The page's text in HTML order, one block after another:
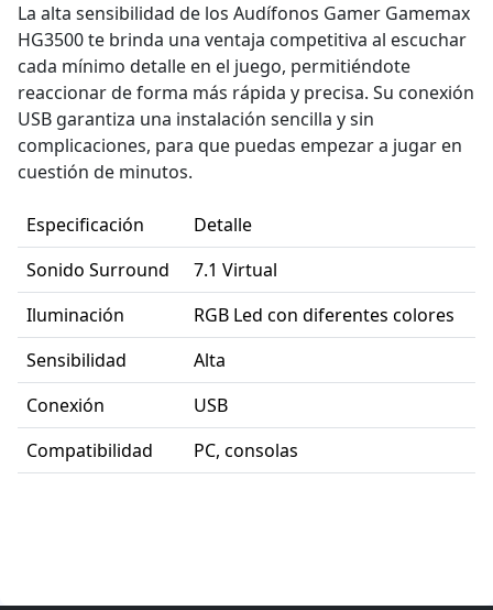
La alta sensibilidad de los Audífonos Gamer Gamemax
HG3500 te brinda una ventaja competitiva al escuchar
cada mínimo detalle en el juego, permitiéndote
reaccionar de forma más rápida y precisa. Su conexión
USB garantiza una instalación sencilla y sin
complicaciones, para que puedas empezar a jugar en
cuestión de minutos.
Especificación
Detalle
Sonido Surround
7.1 Virtual
Iluminación
RGB Led con diferentes colores
Sensibilidad
Alta
Conexión
USB
Compatibilidad
PC, consolas